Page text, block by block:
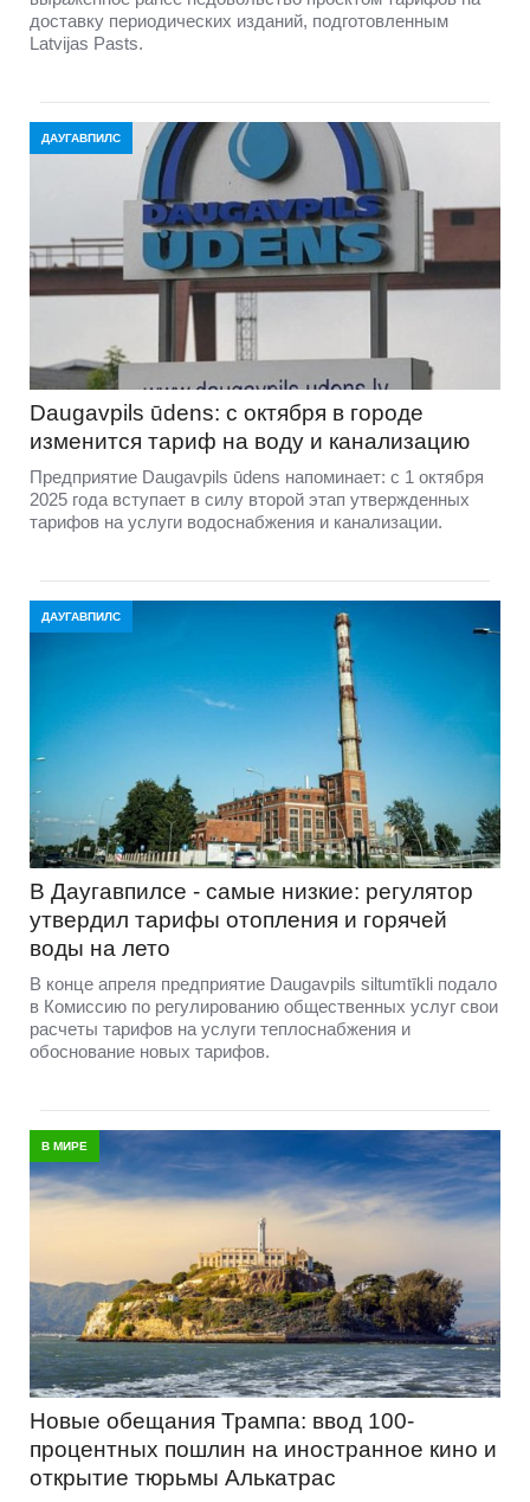
доставку периодических изданий, подготовленным
Latvijas Pasts.
ДАУГАВПИЛС
Daugavpils ūdens: с октября в городе
изменится тариф на воду и канализацию
Предприятие Daugavpils ūdens напоминает: с 1 октября
2025 года вступает в силу второй этап утвержденных
тарифов на услуги водоснабжения и канализации.
ДАУГАВПИЛС
В Даугавпилсе - самые низкие: регулятор
утвердил тарифы отопления и горячей
воды на лето
В конце апреля предприятие Daugavpils siltumtīkli подало
в Комиссию по регулированию общественных услуг свои
расчеты тарифов на услуги теплоснабжения и
обоснование новых тарифов.
В МИРЕ
Новые обещания Трампа: ввод 100-
процентных пошлин на иностранное кино и
открытие тюрьмы Алькатрас